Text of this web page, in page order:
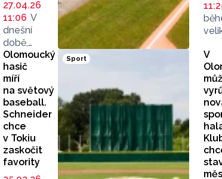
27.04.26
11:06 V
dnešní
době,
kdy řada
sportovních
klubů
s nataženou
rukou jen
odevzdaně
čeká
na přidělení
státních
či městských
ožije
into
Olomoucký
hasič
míří
na světový
baseball.
Schneider
chce
v Tokiu
zaskočit
favority
Sport
V